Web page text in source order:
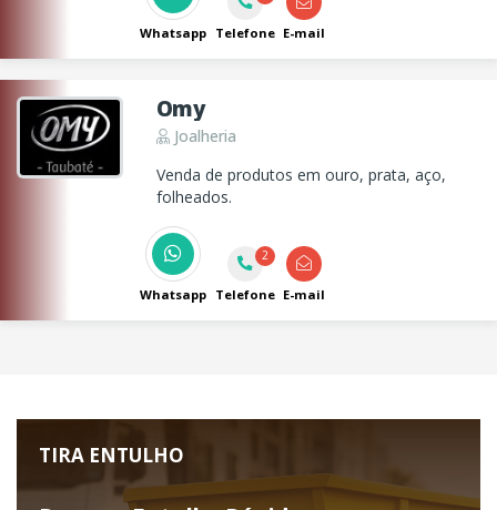
Whatsapp Telefone E-mail
Omy
Joalheria
Venda de produtos em ouro, prata, aço,
folheados.
Whatsapp
2
Telefone E-mail
TIRA ENTULHO